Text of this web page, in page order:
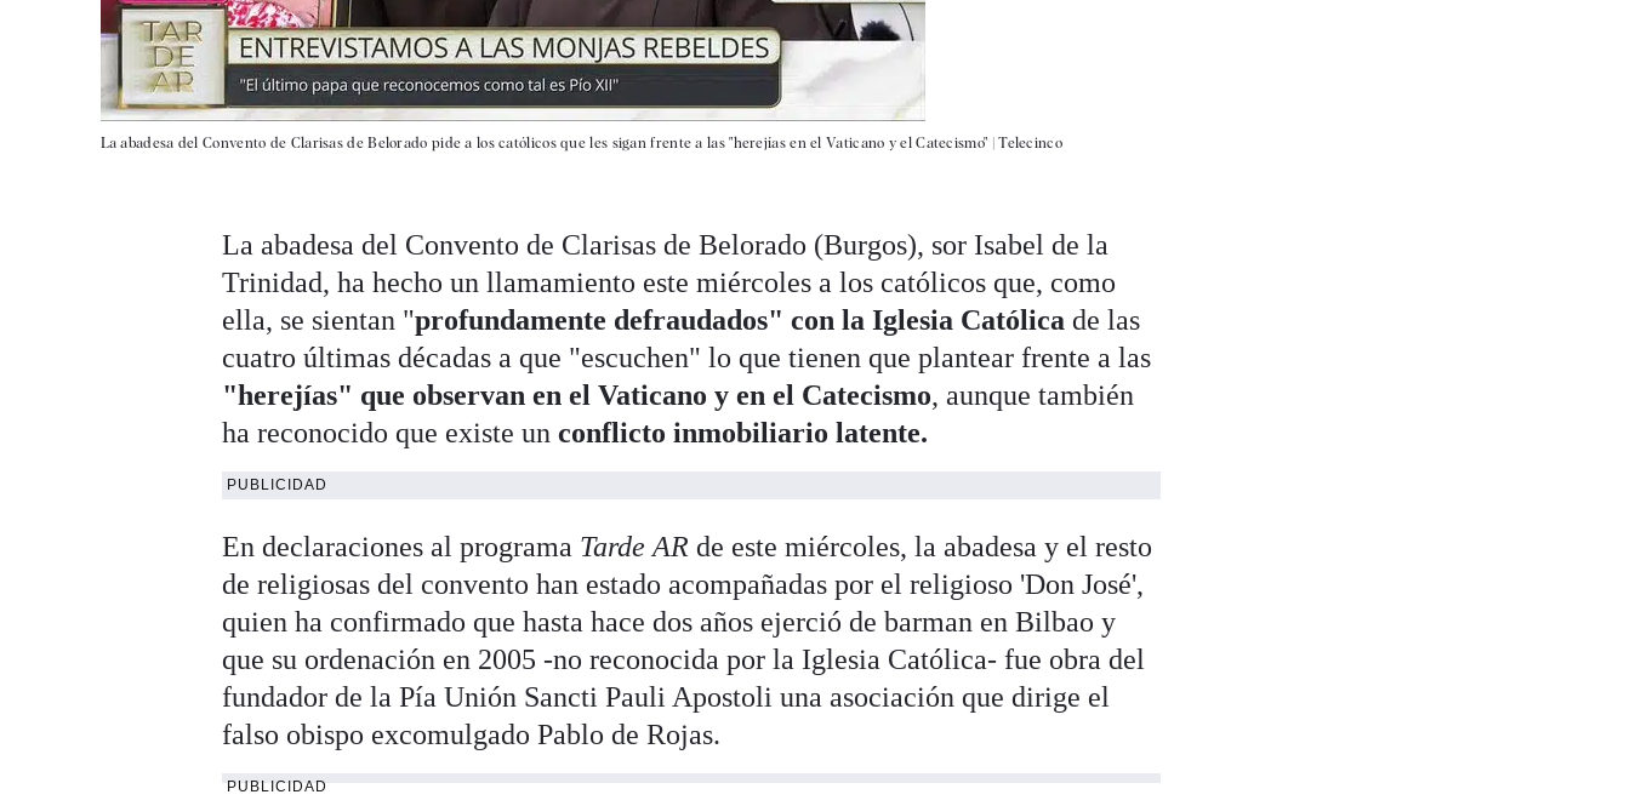
La abadesa del Convento de Clarisas de Belorado pide a los católicos que les sigan frente a las "herejías en el Vaticano y el Catecismo" |Telecinco
La abadesa del Convento de Clarisas de Belorado (Burgos), sor Isabel de la
Trinidad, ha hecho un llamamiento este miércoles a los católicos que, como
ella, se sientan "profundamente defraudados" con la Iglesia Católica de las
cuatro últimas décadas a que "escuchen" lo que tienen que plantear frente a las
"herejías" que observan en el Vaticano y en el Catecismo, aunque también
ha reconocido que existe un conflicto inmobiliario latente.
PUBLICIDAD
En declaraciones al programa Tarde ARde este miércoles, la abadesa y el resto
de religiosas del convento han estado acompañadas por el religioso 'Don José',
quien ha confirmado que hasta hace dos años ejerció de barman en Bilbao y
que su ordenación en 2005 -no reconocida por la Iglesia Católica- fue obra del
fundador de la Pía Unión Sancti Pauli Apostoli una asociación que dirige el
falso obispo excomulgado Pablo de Rojas.
PUBLICIDAD